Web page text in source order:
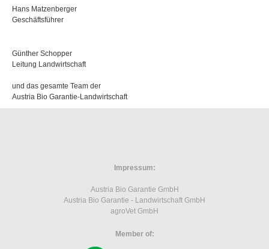
Hans Matzenberger
Geschäftsführer
Günther Schopper
Leitung Landwirtschaft
und das gesamte Team der
Austria Bio Garantie-Landwirtschaft
Impressum:
Austria Bio Garantie GmbH
Austria Bio Garantie - Landwirtschaft GmbH
agroVet GmbH
Member of: